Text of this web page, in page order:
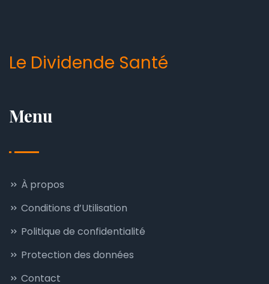
Le Dividende Santé
Menu
À propos
Conditions d’Utilisation
Politique de confidentialité
Protection des données
Contact